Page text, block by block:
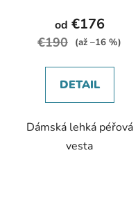
od €176
€190 (až –16 %)
DETAIL
Dámská lehká péřová
vesta